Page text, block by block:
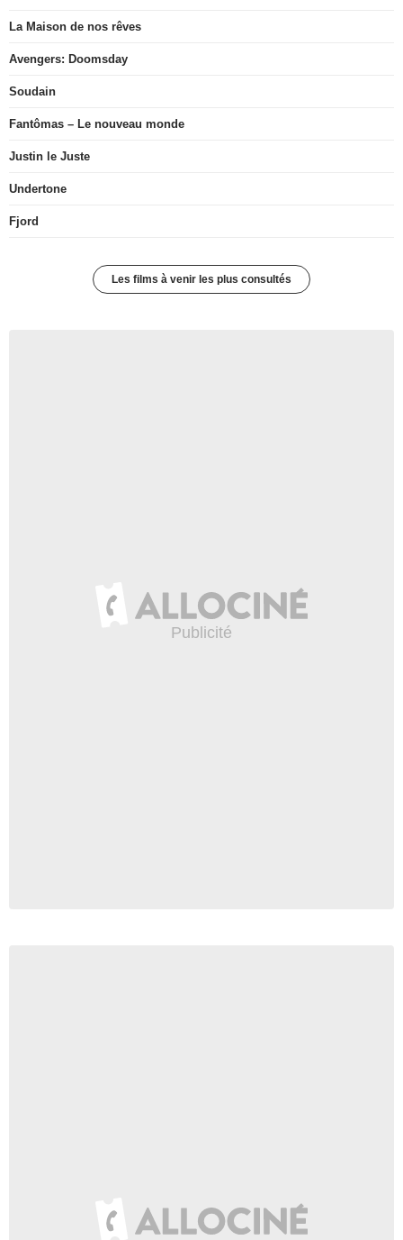
La Maison de nos rêves
Avengers: Doomsday
Soudain
Fantômas – Le nouveau monde
Justin le Juste
Undertone
Fjord
Les films à venir les plus consultés